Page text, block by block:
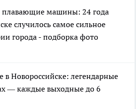
машины: 24 года
случилось самое сильное
города - подборка фото
в Новороссийске: легендарные
— каждые выходные до 6